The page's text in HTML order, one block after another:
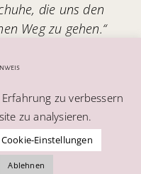
die uns den
Weg zu gehen.“
– mit Seele.
| Melablu AG
zu verbessern
zu analysieren.
Cookie-Einstellungen
Ablehnen